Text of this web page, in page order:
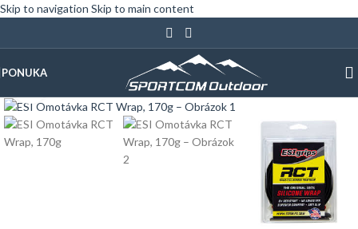
Skip to navigation Skip to main content
PONUKA
Klinite pre zväčšenie